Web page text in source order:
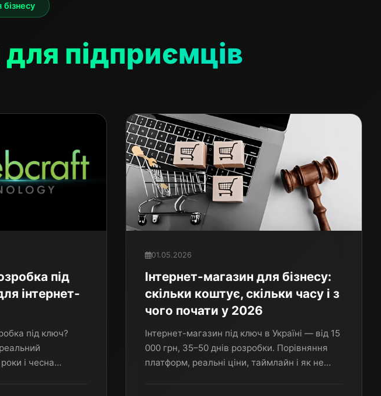
підприємців
під
інтернет-
під ключ?
і чесна
01.05.2026
Інтернет-магазин для бізнесу:
скільки коштує, скільки часу і з
чого почати у 2026
Інтернет-магазин під ключ в Україні — від 15
000 грн, 35–50 днів розробки. Порівняння
платформ, реальні ціни, таймлайн і як не